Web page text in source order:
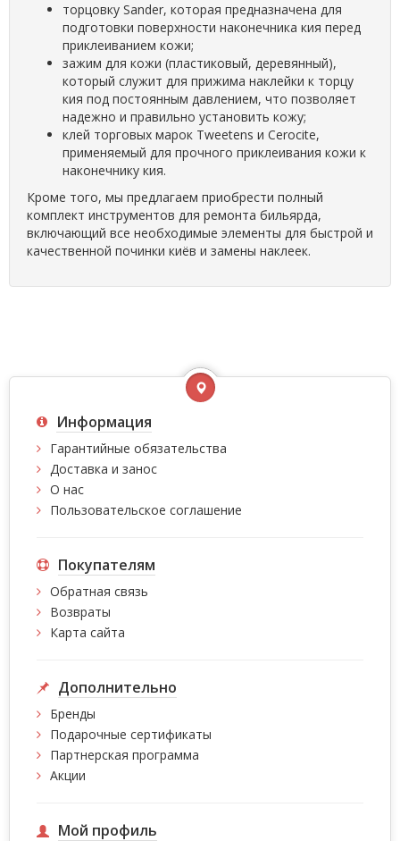
торцовку Sander, которая предназначена для
подготовки поверхности наконечника кия перед
приклеиванием кожи;
зажим для кожи (пластиковый, деревянный),
который служит для прижима наклейки к торцу
кия под постоянным давлением, что позволяет
надежно и правильно установить кожу;
клей торговых марок Tweetens и Cerocite,
применяемый для прочного приклеивания кожи к
наконечнику кия.
Кроме того, мы предлагаем приобрести полный
комплект инструментов для ремонта бильярда,
включающий все необходимые элементы для быстрой и
качественной починки киёв и замены наклеек.
Информация
Гарантийные обязательства
Доставка и занос
О нас
Пользовательское соглашение
Покупателям
Обратная связь
Возвраты
Карта сайта
Дополнительно
Бренды
Подарочные сертификаты
Партнерская программа
Акции
Мой профиль